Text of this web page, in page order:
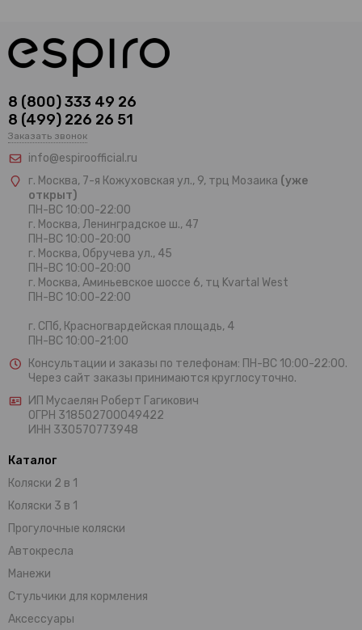
8 (800) 333 49 26
8 (499) 226 26 51
Заказать звонок
info@espiroofficial.ru
г. Москва, 7-я Кожуховская ул., 9, трц Мозаика (уже
открыт)
ПН-ВС 10:00-22:00
г. Москва, Ленинградское ш., 47
ПН-ВС 10:00-20:00
г. Москва, Обручева ул., 45
ПН-ВС 10:00-20:00
г. Москва, Аминьевское шоссе 6, тц Kvartal West
ПН-ВС 10:00-22:00
г. СПб, Красногвардейская площадь, 4
ПН-ВС 10:00-21:00
Консультации и заказы по телефонам: ПН-ВС 10:00-22:00.
Через сайт заказы принимаются круглосуточно.
ИП Мусаелян Роберт Гагикович
ОГРН 318502700049422
ИНН 330570773948
Каталог
Коляски 2 в 1
Коляски 3 в 1
Прогулочные коляски
Автокресла
Манежи
Стульчики для кормления
Аксессуары